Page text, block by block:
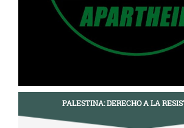
PALESTINA: DERECHO A LA